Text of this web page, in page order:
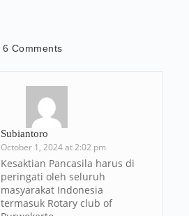
6 Comments
Subiantoro
October 1, 2024 at 2:02 pm
Kesaktian Pancasila harus di
peringati oleh seluruh
masyarakat Indonesia
termasuk Rotary club of